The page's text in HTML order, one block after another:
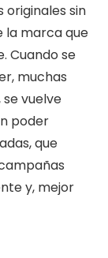
originales sin
la marca que
Cuando se
muchas
vuelve
poder
que
y, mejor